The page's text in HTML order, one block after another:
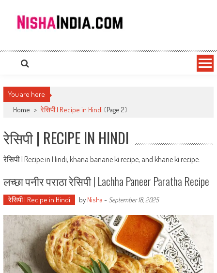
Nishaindia.com
You are here
Home > रेसिपी | Recipe in Hindi (Page 2)
रेसिपी | RECIPE IN HINDI
रेसिपी | Recipe in Hindi, khana banane ki recipe, and khane ki recipe.
लच्छा पनीर पराठा रेसिपी | Lachha Paneer Paratha Recipe
रेसिपी | Recipe in Hindi by Nisha - September 18, 2025